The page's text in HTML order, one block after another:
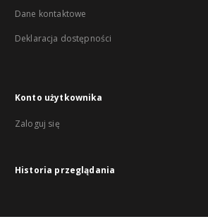
Dane kontaktowe
Deklaracja dostępności
Konto użytkownika
Zaloguj się
Historia przeglądania